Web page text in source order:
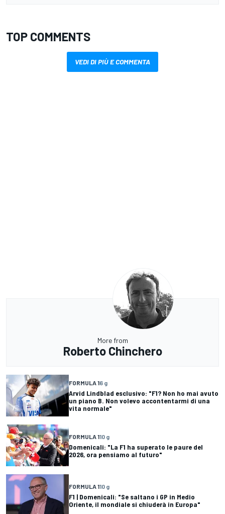
TOP COMMENTS
VEDI DI PIÙ E COMMENTA
More from
Roberto Chinchero
FORMULA 16 g
Arvid Lindblad esclusivo: "F1? Non ho mai avuto
un piano B. Non volevo accontentarmi di una
vita normale"
FORMULA 110 g
Domenicali: "La F1 ha superato le paure del
2026, ora pensiamo al futuro"
FORMULA 110 g
F1 | Domenicali: "Se saltano i GP in Medio
Oriente, il mondiale si chiuderà in Europa"